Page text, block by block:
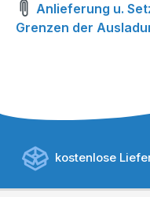
Anlieferung u.
Grenzen der
kostenlose